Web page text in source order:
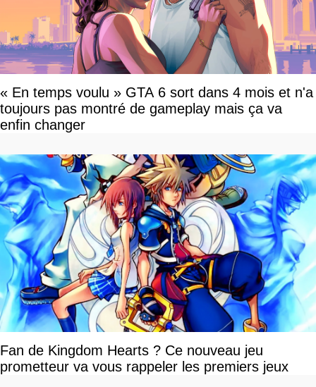
« En temps voulu » GTA 6 sort dans 4 mois et n'a
toujours pas montré de gameplay mais ça va
enfin changer
Fan de Kingdom Hearts ? Ce nouveau jeu
prometteur va vous rappeler les premiers jeux